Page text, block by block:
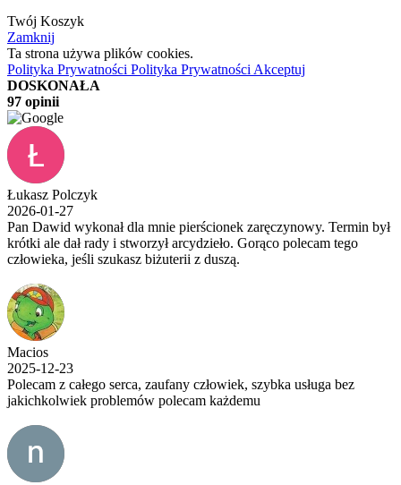
Twój Koszyk
Zamknij
Ta strona używa plików cookies.
Polityka Prywatności Polityka Prywatności Akceptuj
DOSKONAŁA
97 opinii
Łukasz Polczyk
2026-01-27
Pan Dawid wykonał dla mnie pierścionek zaręczynowy. Termin był
krótki ale dał rady i stworzył arcydzieło. Gorąco polecam tego
człowieka, jeśli szukasz biżuterii z duszą.
Macios
2025-12-23
Polecam z całego serca, zaufany człowiek, szybka usługa bez
jakichkolwiek problemów polecam każdemu